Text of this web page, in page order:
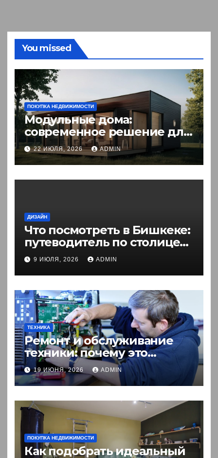
You missed
ПОКУПКА НЕДВИЖИМОСТИ
Модульные дома:
современное решение для
комфортного житья
22 ИЮЛЯ, 2026 ADMIN
ДИЗАЙН
Что посмотреть в Бишкеке:
путеводитель по столице
Кыргызстана
9 ИЮЛЯ, 2026 ADMIN
ТЕХНИКА
Ремонт и обслуживание
техники: почему это
выгоднее покупки новой?
19 ИЮНЯ, 2026 ADMIN
ПОКУПКА НЕДВИЖИМОСТИ
Как подобрать идеальный